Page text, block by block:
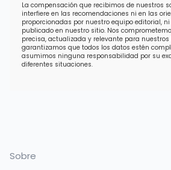
La compensación que recibimos de nuestros
interfiere en las recomendaciones ni en las
proporcionadas por nuestro equipo editorial,
publicado en nuestro sitio. Nos
precisa, actualizada y relevante para nuestros
garantizamos que todos los datos estén
asumimos ninguna responsabilidad por su
diferentes situaciones.
Sobre